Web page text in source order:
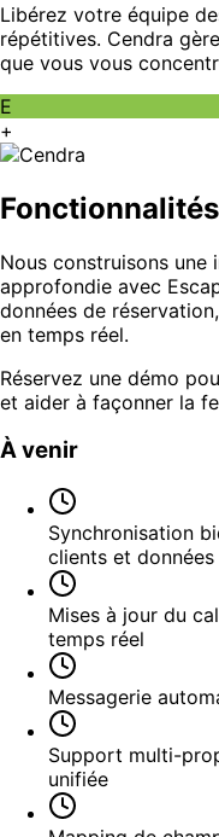
Libérez votre équipe
répétitives. Cendra
que vous vous
E
+
Nous construisons
approfondie avec
données de
en temps réel.
Réservez une démo
et aider à façonner la
À venir
Synchronisation
clients et
Mises à jour du
temps réel
Messagerie
Support multi-
unifiée